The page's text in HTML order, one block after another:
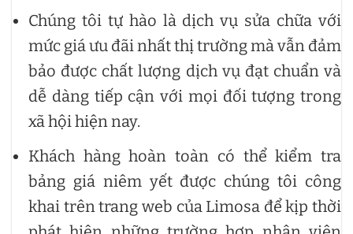
Chúng tôi tự hào là dịch vụ sửa chữa với
mức giá ưu đãi nhất thị trường mà vẫn đảm
bảo được chất lượng dịch vụ đạt chuẩn và
dễ dàng tiếp cận với mọi đối tượng trong
xã hội hiện nay.
Khách hàng hoàn toàn có thể kiểm tra
bảng giá niêm yết được chúng tôi công
khai trên trang web của Limosa để kịp thời